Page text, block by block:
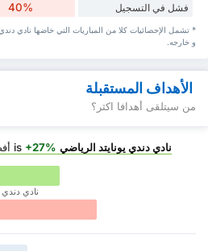
فشل في التسجيل 40%
* تشمل الإحصائيات كلا من المباريات التي خاضها نادي
و خارجه.
الأهداف المستقبلة
من سيتلقى أهدافا اكثر؟
نادي دندي يونايتد الرياضي +27%
نادي دندي